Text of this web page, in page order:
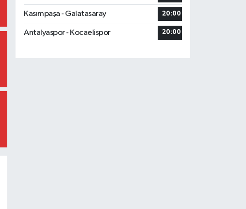
Kasımpaşa - Galatasaray 20:00
Antalyaspor - Kocaelispor 20:00